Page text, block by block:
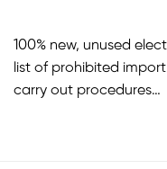
100% new, unused
list of prohibited
carry out procedures…